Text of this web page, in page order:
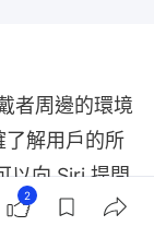
者周邊的環境
了解用戶的所
以向 Siri 提問
？」或「附近
2